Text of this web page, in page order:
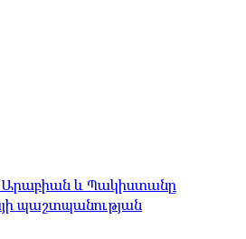
Արաբիան և Պակիստանը
պաշտպանության